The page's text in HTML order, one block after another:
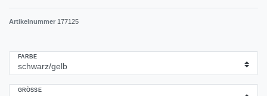
Artikelnummer 177125
FARBE
GRÖSSE